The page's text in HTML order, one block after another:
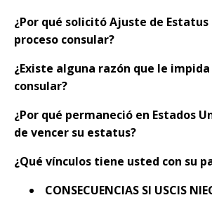
¿Por qué solicitó Ajuste de
proceso consular?
¿Existe alguna razón que le
consular?
¿Por qué permaneció en Estados
de vencer su estatus?
¿Qué vínculos tiene usted con su
CONSECUENCIAS SI USCIS